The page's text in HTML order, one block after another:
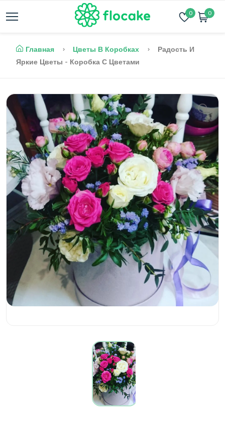
0 0
Главная Цветы В Коробках
Радость И
Яркие Цветы - Коробка С Цветами